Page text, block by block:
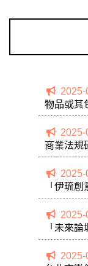
2025-
物品或其
業者範圍
2025-
商業法規
2025-
「伊琉
2025-
「未來
2025-